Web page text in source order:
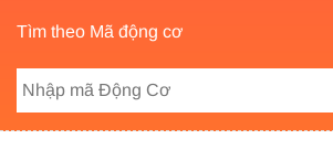
Tìm theo Mã động cơ